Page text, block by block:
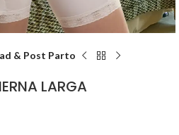
& Post Parto
LARGA